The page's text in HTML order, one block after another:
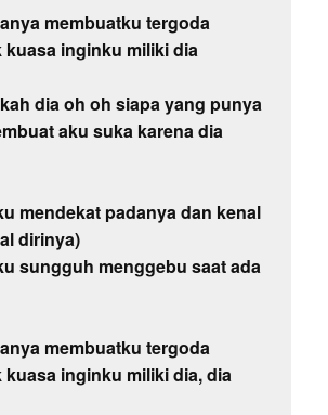
membuatku tergoda
kuasa inginku miliki dia
dia oh oh siapa yang punya
aku suka karena dia
mendekat padanya dan kenal
dirinya)
sungguh menggebu saat ada
membuatku tergoda
kuasa inginku miliki dia, dia